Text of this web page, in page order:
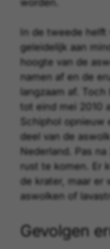
worden.
In de tweede helft
geleidelijk aan
hoogte van de
namen af en de
langzaam af.
tot eind mei 2010
Schiphol
deel van de
Nederland. Pas
rust te komen. Er
de krater, maar er
aswolken of
Gevolgen